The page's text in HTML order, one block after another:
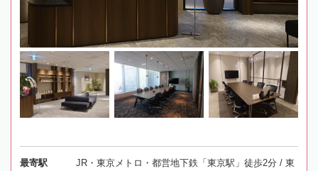
最寄駅
JR・東京メトロ・都営地下鉄「東京駅」徒歩2分 / 東